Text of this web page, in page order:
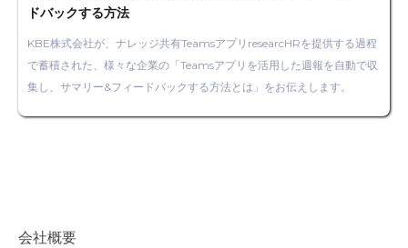
ドバックする方法
KBE株式会社が、ナレッジ共有TeamsアプリresearcHRを提供する過程
で蓄積された、様々な企業の「Teamsアプリを活用した週報を自動で収
集し、サマリー&フィードバックする方法とは」をお伝えします。
会社概要